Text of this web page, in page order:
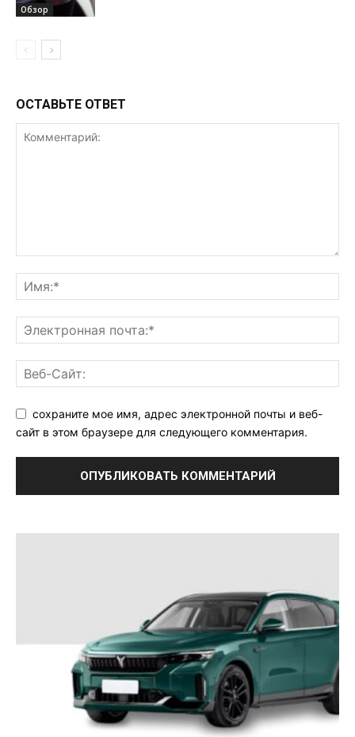
Обзор
ОСТАВЬТЕ ОТВЕТ
сохраните мое имя, адрес электронной почты и веб-
сайт в этом браузере для следующего комментария.